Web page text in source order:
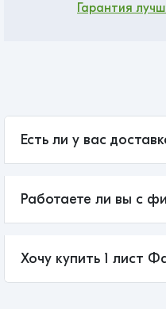
Гарантия
Есть ли у вас
Работаете ли вы с
Хочу купить 1 лист